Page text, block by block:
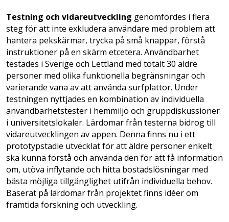
Testning och vidareutveckling genomfördes i flera
steg för att inte exkludera användare med problem att
hantera pekskärmar, trycka på små knappar, förstå
instruktioner på en skärm etcetera. Användbarhet
testades i Sverige och Lettland med totalt 30 äldre
personer med olika funktionella begränsningar och
varierande vana av att använda surfplattor. Under
testningen nyttjades en kombination av individuella
användbarhetstester i hemmiljö och gruppdiskussioner
i universitetslokaler. Lärdomar från testerna bidrog till
vidareutvecklingen av appen. Denna finns nu i ett
prototypstadie utvecklat för att äldre personer enkelt
ska kunna förstå och använda den för att få information
om, utöva inflytande och hitta bostadslösningar med
bästa möjliga tillgänglighet utifrån individuella behov.
Baserat på lärdomar från projektet finns idéer om
framtida forskning och utveckling.